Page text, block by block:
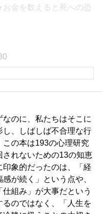
金を数えると死への恐
のに、私たちはそこに
、しばしば不合理な行
の本は193の心理研究
されないための13の知恵
象的だったのは、「経
が続く」という点や、
組み」が大事だという
のではなく、「人生を